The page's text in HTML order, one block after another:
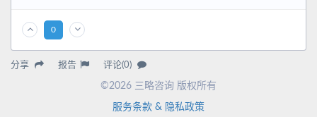
0
分享 报告 评论(0)
©2026 三略咨询 版权所有
服务条款 & 隐私政策